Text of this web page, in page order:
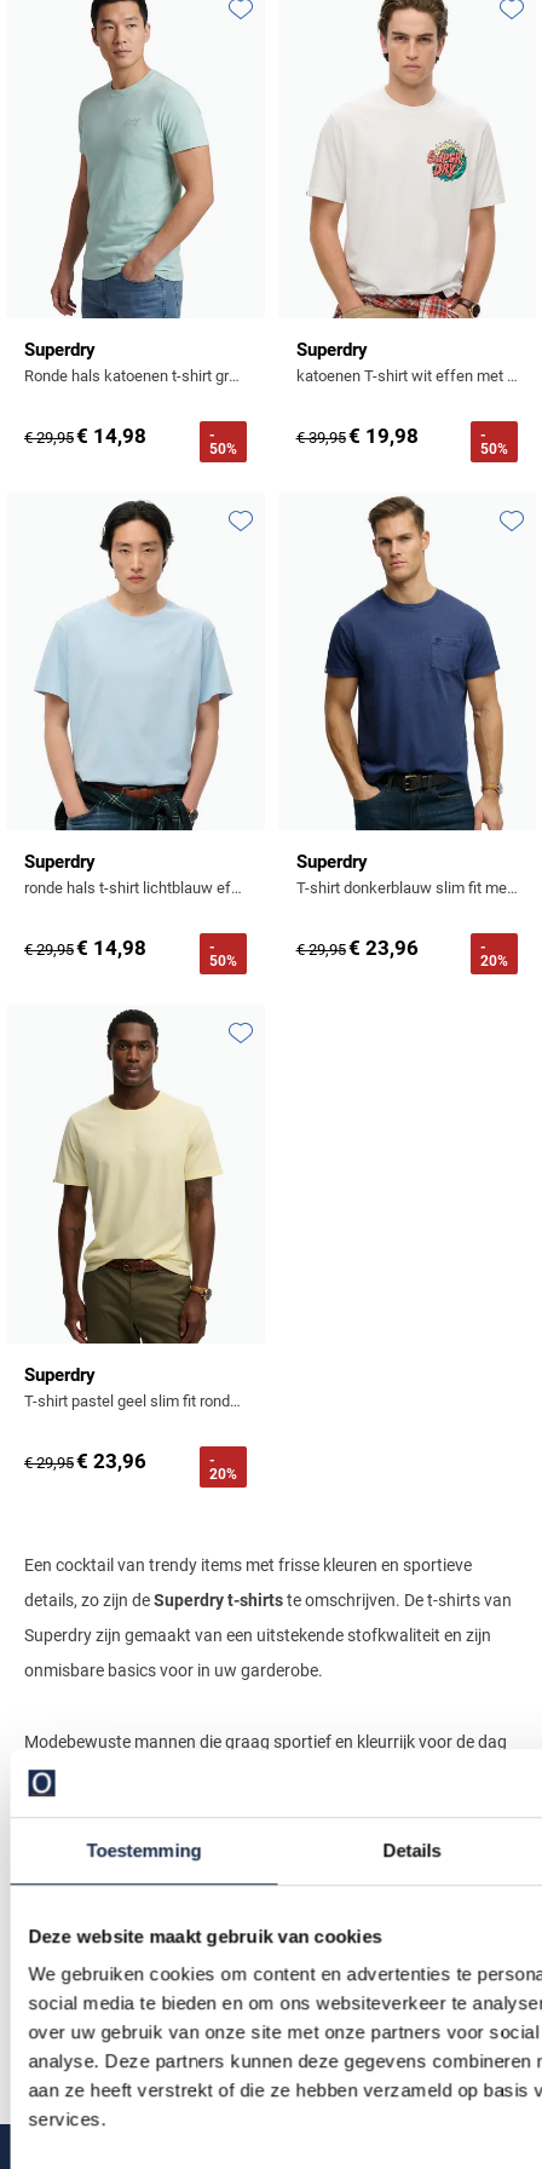
Toestemming Details
Deze website maakt gebruik van cookies
We gebruiken cookies om content en advertenties te
social media te bieden en om ons websiteverkeer te
over uw gebruik van onze site met onze partners voor
analyse. Deze partners kunnen deze gegevens combineren
aan ze heeft verstrekt of die ze hebben verzameld op basis
services.
Tommy Hilfiger
Tramarossa
UBR
Vanguard
William Lockie
Alle Merken
Superdry
Ronde hals katoenen t-shirt groen gemeleerd
€ 29,95€ 14,98
-
50%
Toevoegen aan favorieten
Superdry
katoenen T-shirt wit effen met opdruk slim fit
€ 39,95€ 19,98
-
50%
Superdry
ronde hals t-shirt lichtblauw effen
€ 29,95€ 14,98
-
50%
Toevoegen aan favorieten
Superdry
T-shirt donkerblauw slim fit met borstzak
€ 29,95€ 23,96
-
20%
Superdry
T-shirt pastel geel slim fit ronde hals
€ 29,95€ 23,96
-
20%
Een cocktail van trendy items met frisse kleuren en sportieve
details, zo zijn deSuperdry t-shirtste omschrijven. De t-shirts van
Superdry zijn gemaakt van een uitstekende stofkwaliteit en zijn
onmisbare basics voor in uw garderobe.
Modebewuste mannen die graag sportief en kleurrijk voor de dag
willen komen zijn bij dit fashion label aan het juiste adres. Maak
de webshop. Ons complete Superdry aanbod bestaat uit:
Superdry overhemden -Superdry poloshirts-Superdry vesten-
Superdry shorts
Materiaal en pasvorm
De collectieSuperdry t-shirtsis geïnspireerd door de Japanse
cultuur en bevat de laatste trends uit herenmodeland. De nieuwe
Lees meer